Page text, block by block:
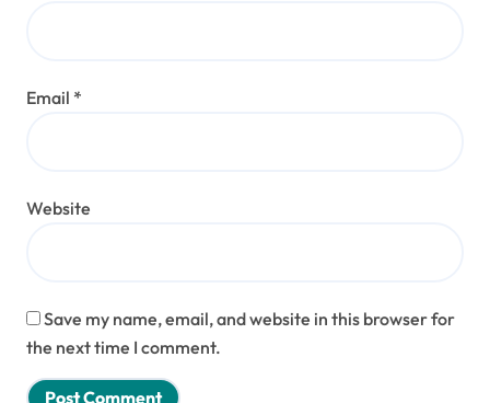
Email *
Website
Save my name, email, and website in this browser for
the next time I comment.